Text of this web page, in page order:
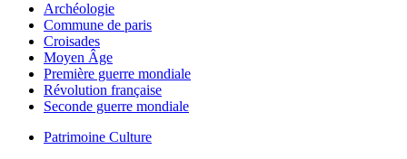
Archéologie
Commune de paris
Croisades
Moyen Âge
Première guerre mondiale
Révolution française
Seconde guerre mondiale
Patrimoine Culture